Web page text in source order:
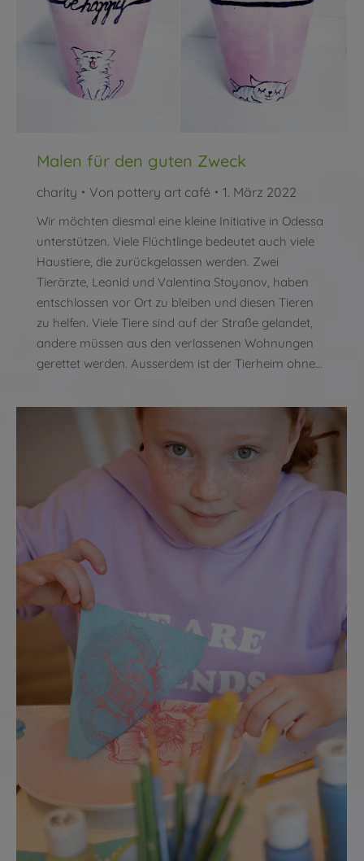
Malen für den guten Zweck
charity Von pottery art café 1. März 2022
Wir möchten diesmal eine kleine Initiative in Odessa
unterstützen. Viele Flüchtlinge bedeutet auch viele
Haustiere, die zurückgelassen werden. Zwei
Tierärzte, Leonid und Valentina Stoyanov, haben
entschlossen vor Ort zu bleiben und diesen Tieren
zu helfen. Viele Tiere sind auf der Straße gelandet,
andere müssen aus den verlassenen Wohnungen
gerettet werden. Ausserdem ist der Tierheim ohne…